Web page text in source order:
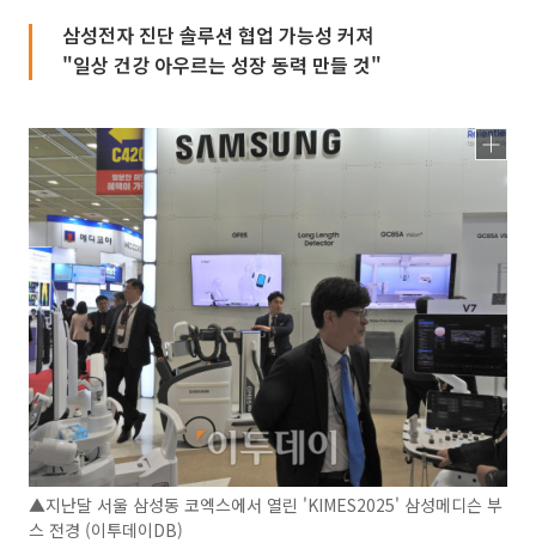
삼성전자 진단 솔루션 협업 가능성 커져
"일상 건강 아우르는 성장 동력 만들 것"
▲지난달 서울 삼성동 코엑스에서 열린 'KIMES2025' 삼성메디슨 부
스 전경 (이투데이DB)